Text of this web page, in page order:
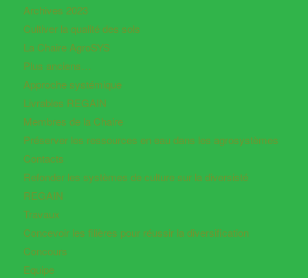
Archives 2023
Cultiver la qualité des sols
La Chaire AgroSYS
Plus anciens…
Approche systémique
Livrables REGAIN
Membres de la Chaire
Préserver les ressources en eau dans les agrosystèmes
Contacts
Refonder les systèmes de culture sur la diversisté
REGAIN
Travaux
Concevoir les filières pour réussir la diversification
Concours
Equipe